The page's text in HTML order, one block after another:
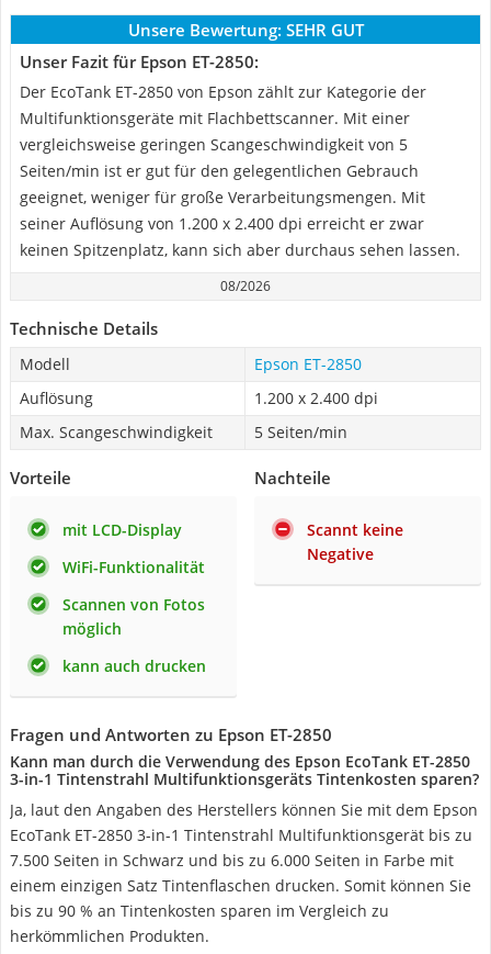
Unsere Bewertung: SEHR GUT
Unser Fazit für Epson ET-2850:
Der EcoTank ET-2850 von Epson zählt zur Kategorie der
Multifunktionsgeräte mit Flachbettscanner. Mit einer
vergleichsweise geringen Scangeschwindigkeit von 5
Seiten/min ist er gut für den gelegentlichen Gebrauch
geeignet, weniger für große Verarbeitungsmengen. Mit
seiner Auflösung von 1.200 x 2.400 dpi erreicht er zwar
keinen Spitzenplatz, kann sich aber durchaus sehen lassen.
08/2026
Technische Details
Modell
Epson ET-2850
Auflösung
1.200 x 2.400 dpi
Max. Scangeschwindigkeit
5 Seiten/min
Vorteile
mit LCD-Display
WiFi-Funktionalität
Scannen von Fotos
möglich
kann auch drucken
Nachteile
Scannt keine
Negative
Fragen und Antworten zu Epson ET-2850
Kann man durch die Verwendung des Epson EcoTank ET-2850
3-in-1 Tintenstrahl Multifunktionsgeräts Tintenkosten sparen?
Ja, laut den Angaben des Herstellers können Sie mit dem Epson
EcoTank ET-2850 3-in-1 Tintenstrahl Multifunktionsgerät bis zu
7.500 Seiten in Schwarz und bis zu 6.000 Seiten in Farbe mit
einem einzigen Satz Tintenflaschen drucken. Somit können Sie
bis zu 90 % an Tintenkosten sparen im Vergleich zu
herkömmlichen Produkten.